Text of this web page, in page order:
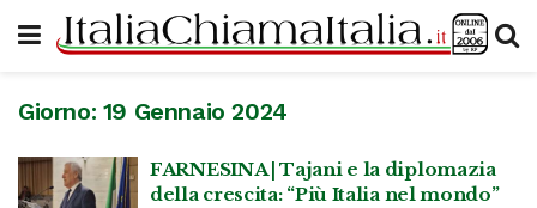
Giorno: 19 Gennaio 2024
FARNESINA | Tajani e la diplomazia
della crescita: “Più Italia nel mondo”